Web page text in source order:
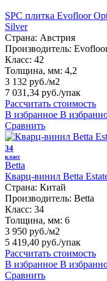
SPC плитка Evofloor
Silver
Страна: Австрия
Производитель:
Класс: 42
Толщина, мм: 4,2
3 132 руб./м2
7 031,34 руб./упак
Рассчитать стоимость
В избранное В
Сравнить
34
класс
Betta
Кварц-винил Betta
Страна: Китай
Производитель: Betta
Класс: 34
Толщина, мм: 6
3 950 руб./м2
5 419,40 руб./упак
Рассчитать стоимость
В избранное В
Сравнить